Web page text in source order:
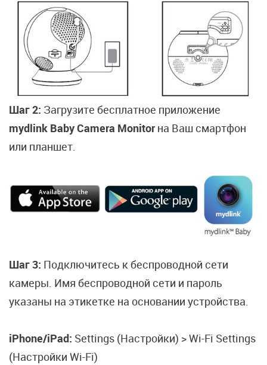
Шаг 2: Загрузите бесплатное приложение
mydlink Baby Camera Monitorна Ваш смартфон
или планшет.
Шаг 3: Подключитесь к беспроводной сети
камеры. Имя беспроводной сети и пароль
указаны на этикетке на основании устройства.
iPhone/iPad: Settings (Настройки) > Wi-Fi Settings
(Настройки Wi-Fi)